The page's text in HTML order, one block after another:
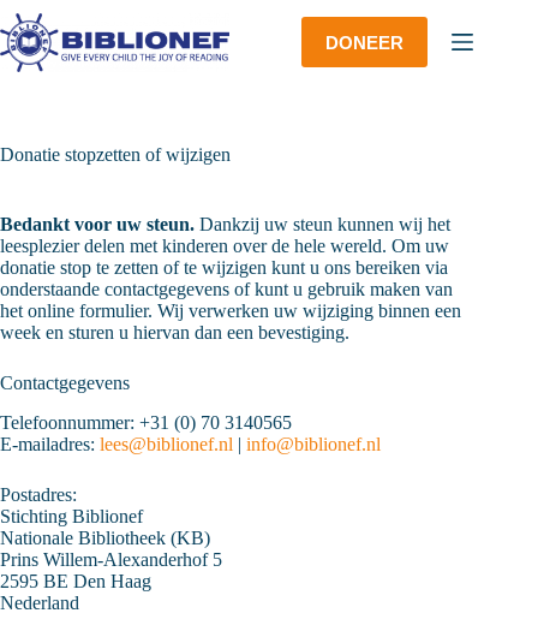
Ga
naar
de
inhoud
DONEER
Donatie stopzetten of wijzigen
Bedankt voor uw steun. Dankzij uw steun kunnen wij het
leesplezier delen met kinderen over de hele wereld. Om uw
donatie stop te zetten of te wijzigen kunt u ons bereiken via
onderstaande contactgegevens of kunt u gebruik maken van
het online formulier. Wij verwerken uw wijziging binnen een
week en sturen u hiervan dan een bevestiging.
Contactgegevens
Telefoonnummer: +31 (0) 70 3140565
E-mailadres: lees@biblionef.nl | info@biblionef.nl
Postadres:
Stichting Biblionef
Nationale Bibliotheek (KB)
Prins Willem-Alexanderhof 5
2595 BE Den Haag
Nederland